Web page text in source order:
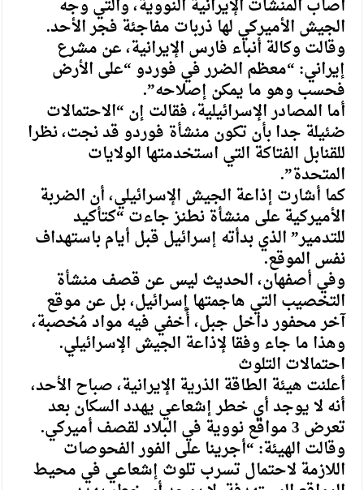
أصاب المنشآت الإيرانية النووية، والتي وجه
الجيش الأميركي لها ذربات مفاجئة فجر الأحد.
وقالت وكالة أنباء فارس الإيرانية، عن مشرع
إيراني: “معظم الضرر في فوردو “على الأرض
فحسب وهو ما يمكن إصلاحه”.
أما المصادر الإسرائيلية، فقالت إن “الاحتمالات
ضئيلة جدا بأن تكون منشأة فوردو قد نجت، نظرا
للقنابل الفتاكة التي استخدمتها الولايات
المتحدة”.
كما أشارت إذاعة الجيش الإسرائيلي، أن الضربة
الأميركية على منشأة نطنز جاءت “كتأكيد
للتدمير” الذي بدأته إسرائيل قبل أيام باستهداف
نفس الموقع.
وفي أصفهان، الحديث ليس عن قصف منشأة
التخصيب التي هاجمتها إسرائيل، بل عن موقع
آخر محفور داخل جبل، أُخفي فيه مواد مُخصبة،
وهذا ما جاء وفقا لإذاعة الجيش الإسرائيلي.
احتمالات التلوث
أعلنت هيئة الطاقة الذرية الإيرانية، صباح الأحد،
أنه لا يوجد أي خطر إشعاعي يهدد السكان بعد
تعرض 3 مواقع نووية في البلاد لقصف أميركي.
وقالت الهيئة: “أجرينا على الفور الفحوصات
اللازمة لاحتمال تسرب تلوث إشعاعي في محيط